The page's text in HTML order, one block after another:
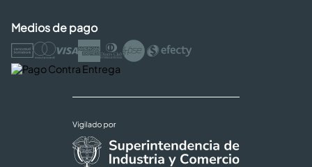
Medios de pago